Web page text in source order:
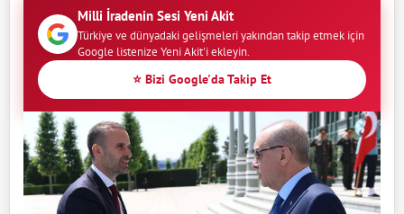
Milli İradenin Sesi Yeni Akit
Türkiye ve dünyadaki gelişmeleri yakından takip etmek için
Google listenize Yeni Akit'i ekleyin.
⭐ Bizi Google'da Takip Et